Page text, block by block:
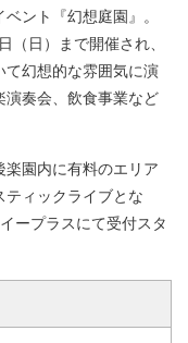
ント『幻想庭園』。
日）まで開催され、
幻想的な雰囲気に演
奏会、飲食事業など
園内に有料のエリア
ィックライブとな
ープラスにて受付スタ